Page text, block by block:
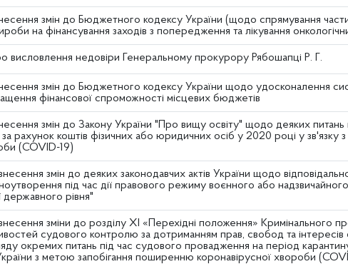
змін до Бюджетного кодексу України (щодо спрямування
на фінансування заходів з попередження та лікування
висловлення недовіри Генеральному прокурору Рябошапці Р. Г.
змін до Бюджетного кодексу України щодо удосконалення
фінансової спроможності місцевих бюджетів
змін до Закону України "Про вищу освіту" щодо деяких
за рахунок коштів фізичних або юридичних осіб у 2020 році у зв'язку
(COVID-19)
змін до деяких законодавчих актів України щодо
під час дії правового режиму воєнного або
державного рівня"
зміни до розділу XI «Перехідні положення» Кримінального
судового контролю за дотриманням прав, свобод та інтересів
окремих питань під час судового провадження на період
з метою запобігання поширенню коронавірусної хвороби